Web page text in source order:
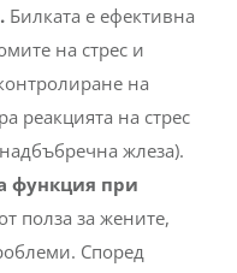
на стрес и
на
реакцията на стрес
жлеза).
функция при
полза за жените,
Според
,билката може